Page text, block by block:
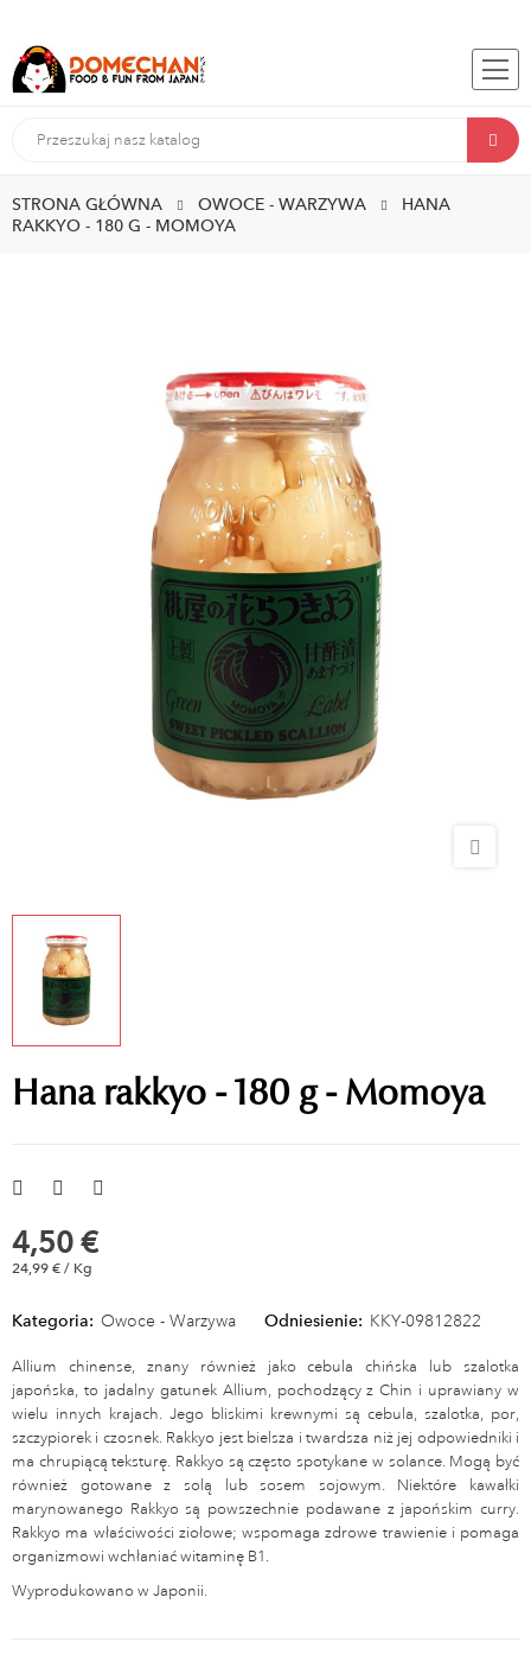
STRONA GŁÓWNA OWOCE - WARZYWA
HANA
RAKKYO - 180 G - MOMOYA
Hana rakkyo - 180 g - Momoya
4,50 €
24,99 € / Kg
Kategoria: Owoce - Warzywa Odniesienie: KKY-09812822
Allium chinense, znany również jako cebula chińska lub szalotka
japońska, to jadalny gatunek Allium, pochodzący z Chin i uprawiany w
wielu innych krajach. Jego bliskimi krewnymi są cebula, szalotka, por,
szczypiorek i czosnek. Rakkyo jest bielsza i twardsza niż jej odpowiedniki i
ma chrupiącą teksturę. Rakkyo są często spotykane w solance. Mogą być
również gotowane z solą lub sosem sojowym. Niektóre kawałki
marynowanego Rakkyo są powszechnie podawane z japońskim curry.
Rakkyo ma właściwości ziołowe; wspomaga zdrowe trawienie i pomaga
organizmowi wchłaniać witaminę B1.
Wyprodukowano w Japonii.